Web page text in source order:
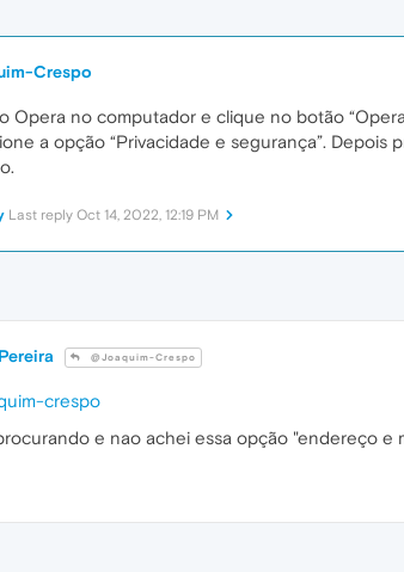
Crespo
Opera no computador e clique no botão
a opção “Privacidade e segurança”.
Last reply Oct 14, 2022, 12:19 PM
@Joaquim-Crespo
crespo
e nao achei essa opção "endereço e